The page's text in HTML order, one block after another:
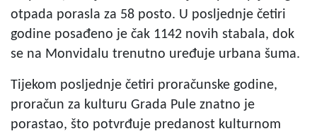
otpada porasla za 58 posto. U posljednje četiri
godine posađeno je čak 1142 novih stabala, dok
se na Monvidalu trenutno uređuje urbana šuma.
Tijekom posljednje četiri proračunske godine,
proračun za kulturu Grada Pule znatno je
porastao, što potvrđuje predanost kulturnom